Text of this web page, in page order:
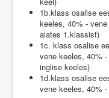
1b.klass osalise
keeles, 40% -
alates 1.klassist)
1c. klass osalise
vene keeles, 40%
inglise keeles)
1d.klass osalise
vene keeles, 40%